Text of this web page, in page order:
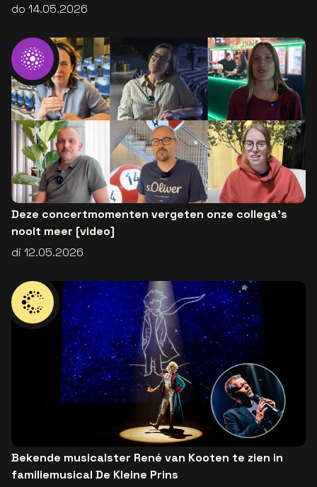
do 14.05.2026
Deze concertmomenten vergeten onze collega’s
nooit meer [video]
di 12.05.2026
Bekende musicalster René van Kooten te zien in
familiemusical De Kleine Prins